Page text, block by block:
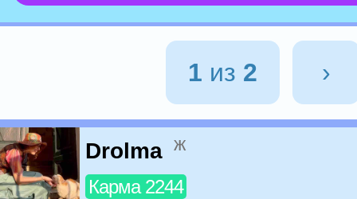
1 из 2 ›
Drolma ж
Карма 2244